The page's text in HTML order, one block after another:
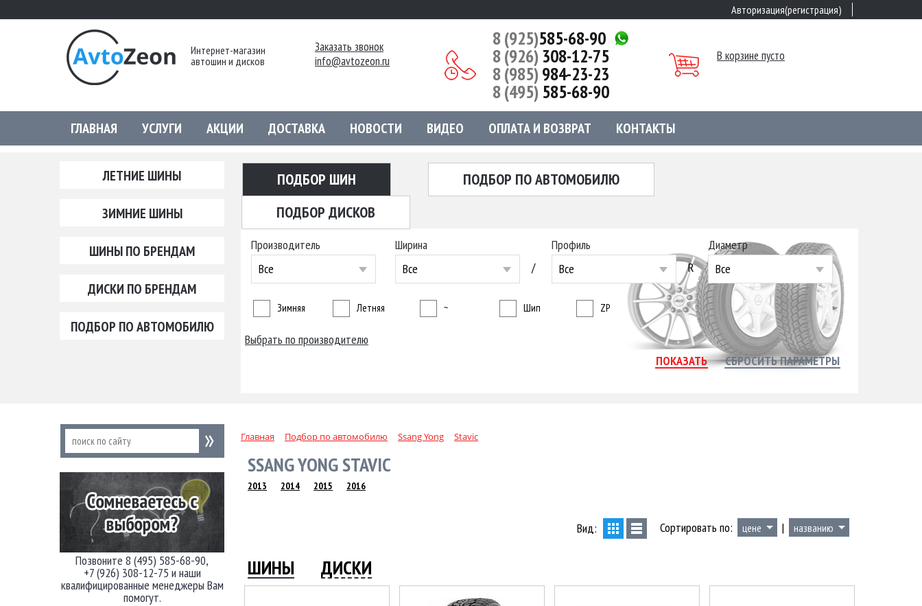
Авторизация(регистрация)
Интернет-магазин
автошин и дисков
Заказать звонок
info@avtozeon.ru
8 (925)585-68-90
8 (926) 308-12-75
8 (985)984-23-23
8 (495) 585-68-90
В корзине пусто
ГЛАВНАЯ УСЛУГИ АКЦИИ ДОСТАВКА НОВОСТИ ВИДЕО ОПЛАТА И ВОЗВРАТ КОНТАКТЫ
ЛЕТНИЕ ШИНЫ
ЗИМНИЕ ШИНЫ
ШИНЫ ПО БРЕНДАМ
ДИСКИ ПО БРЕНДАМ
ПОДБОР ПО АВТОМОБИЛЮ
ПОДБОР ШИН
ПОДБОР ПО АВТОМОБИЛЮ
ПОДБОР ДИСКОВ
Производитель
Все
Ширина
Все
/
Профиль
Все
R
Диаметр
Все
Зимняя Летняя ~ Шип ZP
Выбрать по производителю
Позвоните 8 (495) 585-68-90,
+7 (926) 308-12-75 и наши
квалифицированные менеджеры Вам
помогут.
Главная Подбор по автомобилю Ssang Yong Stavic
SSANG YONG STAVIC
2013 2014 2015 2016
Вид: Сортировать по: цене | названию
ШИНЫ ДИСКИ